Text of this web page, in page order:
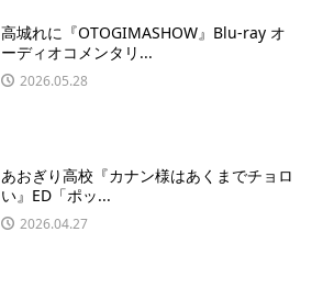
高城れに『OTOGIMASHOW』Blu-ray オ
ーディオコメンタリ...
2026.05.28
あおぎり高校『カナン様はあくまでチョロ
い』ED「ポッ...
2026.04.27